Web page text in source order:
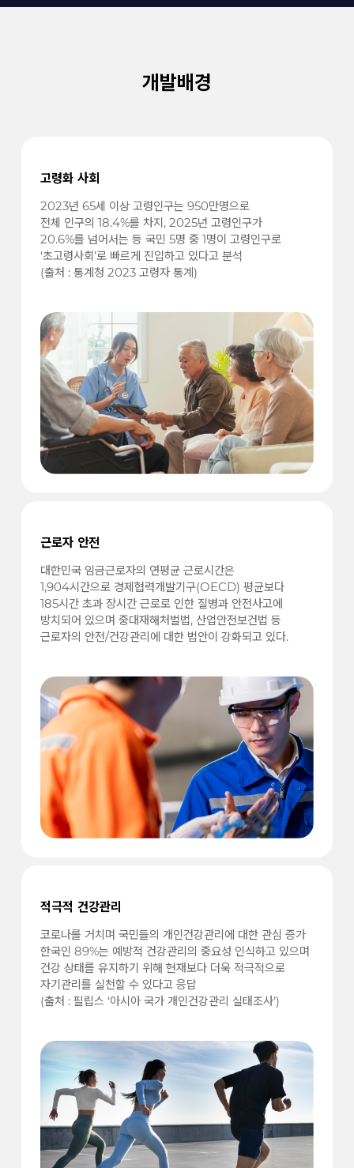
개발배경
고령화 사회
2023년 65세 이상 고령인구는 950만명으로
전체 인구의 18.4%를 차지, 2025년 고령인구가
20.6%를 넘어서는 등 국민 5명 중 1명이 고령인구로
‘초고령사회’로 빠르게 진입하고 있다고 분석
(출처 : 통계청 2023 고령자 통계)
근로자 안전
대한민국 임금근로자의 연평균 근로시간은
1,904시간으로 경제협력개발기구(OECD) 평균보다
185시간 초과 장시간 근로로 인한 질병과 안전사고에
방치되어 있으며 중대재해처벌법, 산업안전보건법 등
근로자의 안전/건강관리에 대한 법안이 강화되고 있다.
적극적 건강관리
코로나를 거치며 국민들의 개인건강관리에 대한 관심 증가
한국인 89%는 예방적 건강관리의 중요성 인식하고 있으며
건강 상태를 유지하기 위해 현재보다 더욱 적극적으로
자기관리를 실천할 수 있다고 응답
(출처 : 필립스 ‘아시아 국가 개인건강관리 실태조사’)